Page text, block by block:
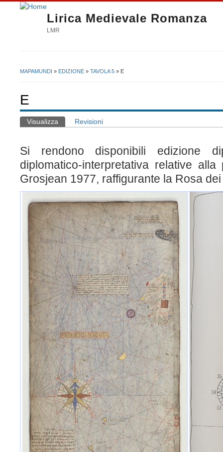
Lirica Medievale Romanza
LMR
MAPAMUNDI » EDIZIONE » TAVOLA 5 » E
E
Schede primarie
Visualizza (scheda attiva)
Revisioni
Si rendono disponibili edizione
diplomatico-interpretativa relative
Grosjean 1977, raffigurante la Rosa